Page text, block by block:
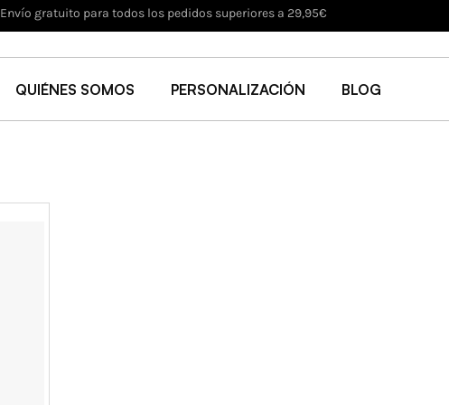
Envío gratuito para todos los pedidos superiores a 29,95€
QUIÉNES SOMOS PERSONALIZACIÓN BLOG